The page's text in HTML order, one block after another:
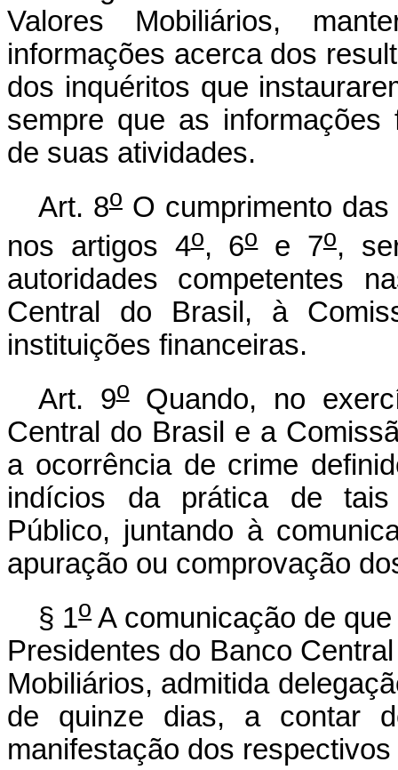
Valores Mobiliários,
informações acerca dos
dos inquéritos que
sempre que as informações
de suas atividades.
Art. 8o O cumprimento
nos artigos 4o, 6oe 7o,
autoridades competentes
Central do Brasil, à
instituições financeiras.
Art. 9o
Quando, no
Central do Brasil e a
a ocorrência de crime
indícios da prática de tais
Público, juntando à
apuração ou comprovação
§ 1oA comunicação de
Presidentes do Banco
Mobiliários, admitida
de quinze dias, a contar
manifestação dos